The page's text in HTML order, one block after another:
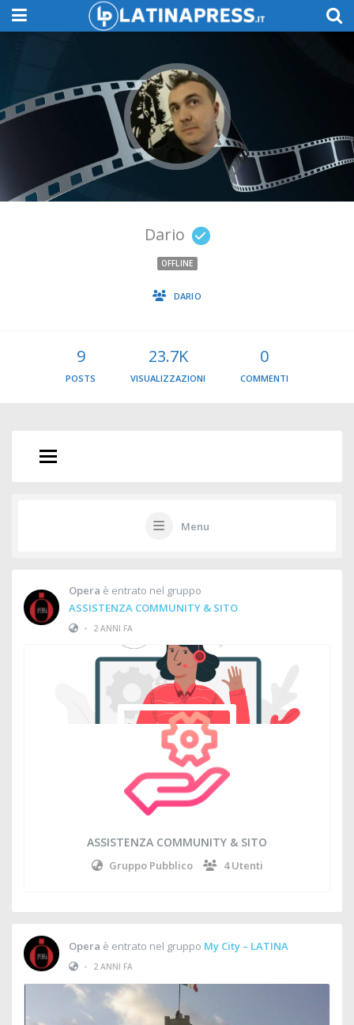
Dario
OFFLINE
DARIO
9
POSTS
23.7K
VISUALIZZAZIONI
0
COMMENTI
Menu
Opera è entrato nel gruppo
ASSISTENZA COMMUNITY & SITO
•
2 ANNI FA
ASSISTENZA COMMUNITY & SITO
Gruppo Pubblico 4 Utenti
Opera è entrato nel gruppo My City – LATINA
•
2 ANNI FA